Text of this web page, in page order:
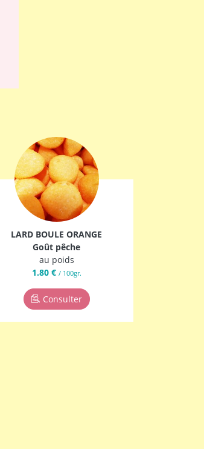
LARD BOULE ORANGE
Goût pêche
au poids
1.80 € / 100gr.
Consulter